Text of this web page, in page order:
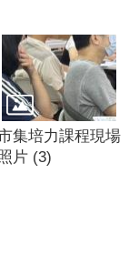
集培力課程現場
片 (3)